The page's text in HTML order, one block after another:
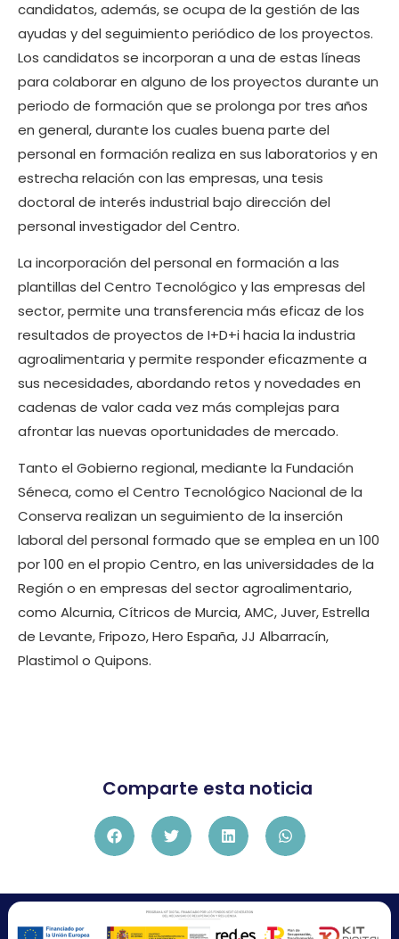
candidatos, además, se ocupa de la gestión de las
ayudas y del seguimiento periódico de los proyectos.
Los candidatos se incorporan a una de estas líneas
para colaborar en alguno de los proyectos durante un
periodo de formación que se prolonga por tres años
en general, durante los cuales buena parte del
personal en formación realiza en sus laboratorios y en
estrecha relación con las empresas, una tesis
doctoral de interés industrial bajo dirección del
personal investigador del Centro.
La incorporación del personal en formación a las
plantillas del Centro Tecnológico y las empresas del
sector, permite una transferencia más eficaz de los
resultados de proyectos de I+D+i hacia la industria
agroalimentaria y permite responder eficazmente a
sus necesidades, abordando retos y novedades en
cadenas de valor cada vez más complejas para
afrontar las nuevas oportunidades de mercado.
Tanto el Gobierno regional, mediante la Fundación
Séneca, como el Centro Tecnológico Nacional de la
Conserva realizan un seguimiento de la inserción
laboral del personal formado que se emplea en un 100
por 100 en el propio Centro, en las universidades de la
Región o en empresas del sector agroalimentario,
como Alcurnia, Cítricos de Murcia, AMC, Juver, Estrella
de Levante, Fripozo, Hero España, JJ Albarracín,
Plastimol o Quipons.
Comparte esta noticia